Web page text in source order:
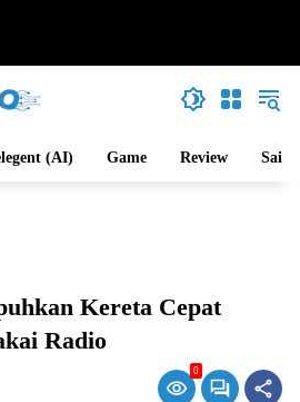
(AI) Game Review Sains
Kereta Cepat
Radio
0